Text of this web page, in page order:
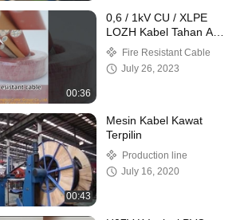
00:36
0,6 / 1kV CU / XLPE
LOZH Kabel Tahan Api
Kabel Listrik Indoor /
Outdoor
Fire Resistant Cable
July 26, 2023
00:43
Mesin Kabel Kawat
Terpilin
Production line
July 16, 2020